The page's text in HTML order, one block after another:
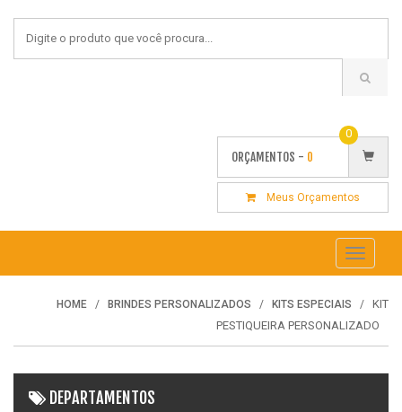
ORÇAMENTOS - 0
0
Meus Orçamentos
Toggle
HOME BRINDES PERSONALIZADOS KITS ESPECIAIS
KIT
PESTIQUEIRA PERSONALIZADO
DEPARTAMENTOS